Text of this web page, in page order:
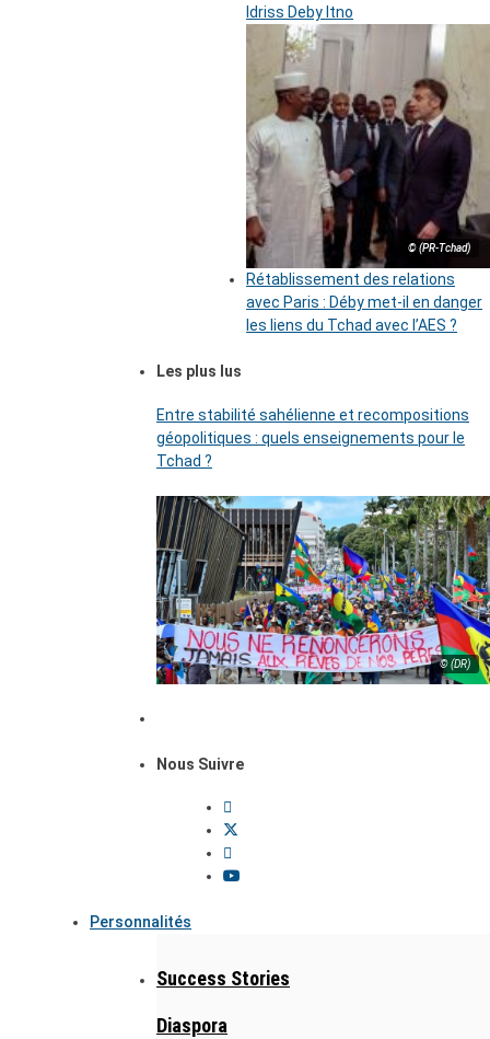
Idriss Deby Itno
© (PR-Tchad)
Rétablissement des relations
avec Paris : Déby met-il en danger
les liens du Tchad avec l’AES ?
Les plus lus
Entre stabilité sahélienne et recompositions
géopolitiques : quels enseignements pour le
Tchad ?
© (DR)
Nous Suivre
Personnalités
Success Stories
Diaspora